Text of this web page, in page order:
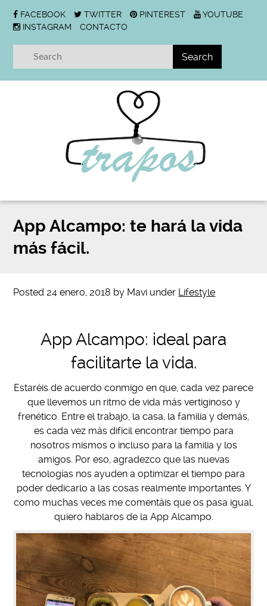
FACEBOOK TWITTER PINTEREST
YOUTUBE
INSTAGRAM
CONTACTO
App Alcampo: te hará la vida
más fácil.
Posted24 enero, 2018 by Mavi under Lifestyle
App Alcampo: ideal para
facilitarte la vida.
Estaréis de acuerdo conmigo en que, cada vez parece
que llevemos un ritmo de vida más vertiginoso y
frenético. Entre el trabajo, la casa, la familia y demás,
es cada vez más difícil encontrar tiempo para
nosotros mismos o incluso para la familia y los
amigos. Por eso, agradezco que las nuevas
tecnologías nos ayuden a optimizar el tiempo para
poder dedicarlo a las cosas realmente importantes. Y
como muchas veces me comentáis que os pasa igual,
quiero hablaros de la App Alcampo.